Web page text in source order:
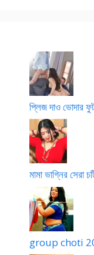
প্লিজ দাও ভোদার
মামা ভাগ্নির সেরা
group choti